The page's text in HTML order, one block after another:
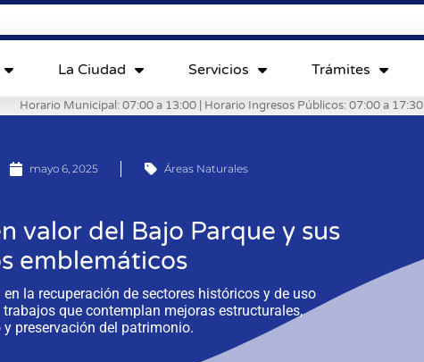
La Ciudad Servicios Trámites
Horario Municipal: 07:00 a 13:00 | Horario Ingresos Públicos: 07:00 a 17:30
mayo 6, 2025 Áreas Naturales
valor del Bajo Parque y sus
emblemáticos
la recuperación de sectores históricos y de uso
que contemplan mejoras estructurales,
preservación del patrimonio.